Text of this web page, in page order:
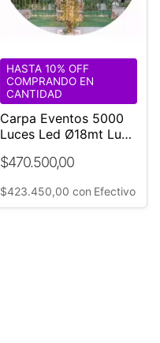
Carpa Eventos 5000
Luces Led Ø18mt Luz
$470.500,00
HASTA 10% OFF
COMPRANDO EN
CANTIDAD
$423.450,00 con Efectivo